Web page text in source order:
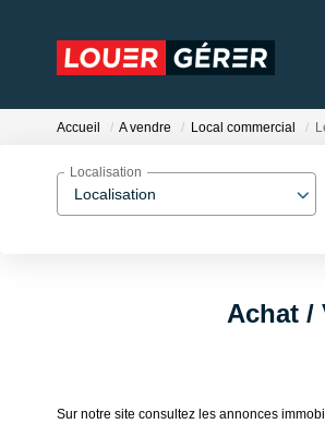
Accueil A vendre Local commercial
Localisation
Localisation
Achat /
Sur notre site consultez les annonces